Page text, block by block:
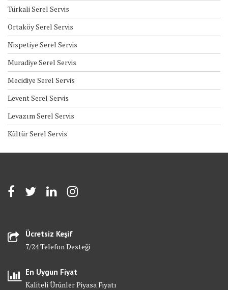
Türkali Serel Servis
Ortaköy Serel Servis
Nispetiye Serel Servis
Muradiye Serel Servis
Mecidiye Serel Servis
Levent Serel Servis
Levazım Serel Servis
Kültür Serel Servis
Ücretsiz Keşif
7/24 Telefon Desteği
En Uygun Fiyat
Kaliteli Ürünler Piyasa Fiyatı